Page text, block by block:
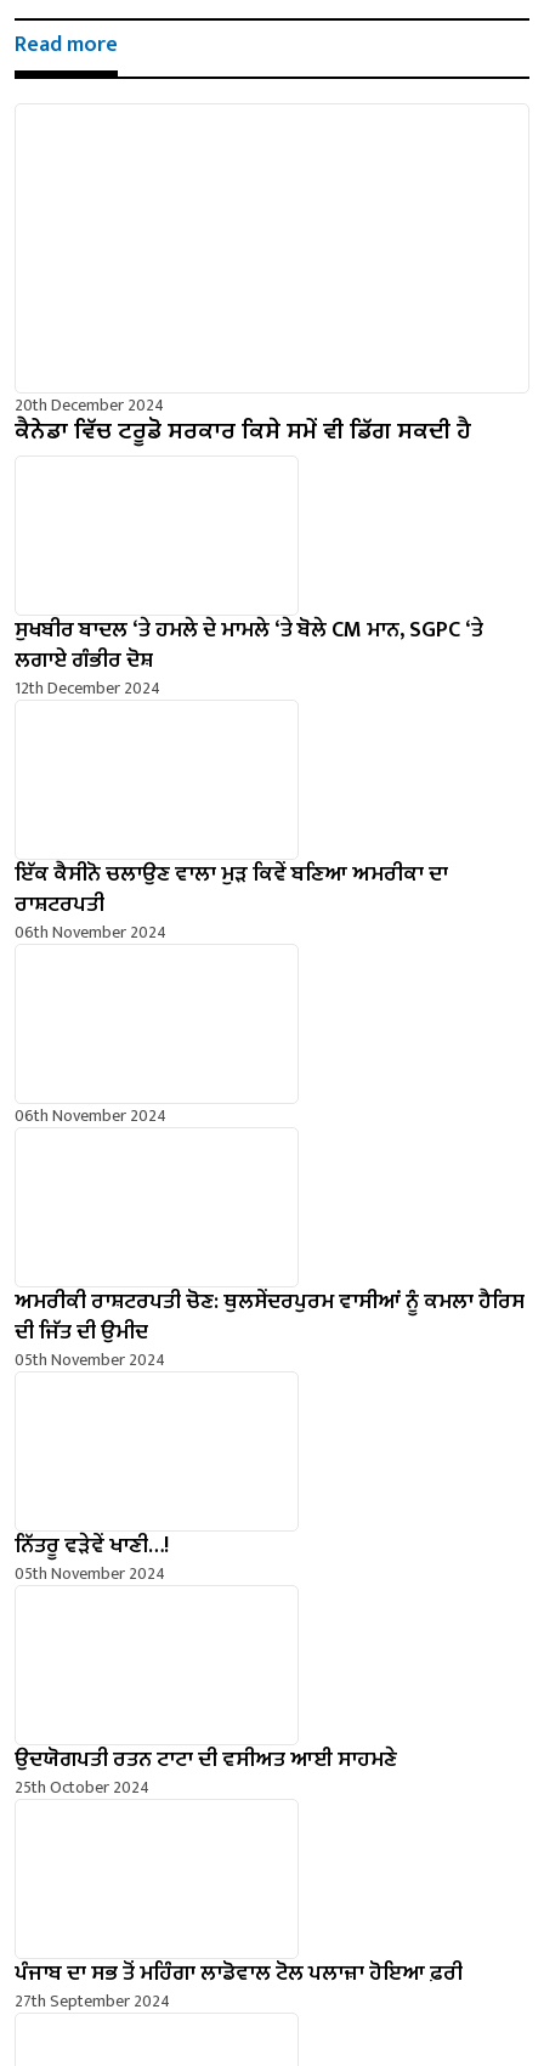
Read more
20th December 2024
ਕੈਨੇਡਾ ਵਿੱਚ ਟਰੂਡੋ ਸਰਕਾਰ ਕਿਸੇ ਸਮੇਂ ਵੀ ਡਿੱਗ ਸਕਦੀ ਹੈ
ਸੁਖਬੀਰ ਬਾਦਲ ‘ਤੇ ਹਮਲੇ ਦੇ ਮਾਮਲੇ ‘ਤੇ ਬੋਲੇ ​​CM ਮਾਨ, SGPC ‘ਤੇ
ਲਗਾਏ ਗੰਭੀਰ ਦੋਸ਼
12th December 2024
ਇੱਕ ਕੈਸੀਨੋ ਚਲਾਉਣ ਵਾਲਾ ਮੁੜ ਕਿਵੇਂ ਬਣਿਆ ਅਮਰੀਕਾ ਦਾ
ਰਾਸ਼ਟਰਪਤੀ
06th November 2024
06th November 2024
ਅਮਰੀਕੀ ਰਾਸ਼ਟਰਪਤੀ ਚੋਣ: ਥੁਲਸੇਂਦਰਪੁਰਮ ਵਾਸੀਆਂ ਨੂੰ ਕਮਲਾ ਹੈਰਿਸ
ਦੀ ਜਿੱਤ ਦੀ ਉਮੀਦ
05th November 2024
ਨਿੱਤਰੂ ਵੜੇਵੇਂ ਖਾਣੀ…!
05th November 2024
ਉਦਯੋਗਪਤੀ ਰਤਨ ਟਾਟਾ ਦੀ ਵਸੀਅਤ ਆਈ ਸਾਹਮਣੇ
25th October 2024
ਪੰਜਾਬ ਦਾ ਸਭ ਤੋਂ ਮਹਿੰਗਾ ਲਾਡੋਵਾਲ ਟੋਲ ਪਲਾਜ਼ਾ ਹੋਇਆ ਫ਼ਰੀ
27th September 2024